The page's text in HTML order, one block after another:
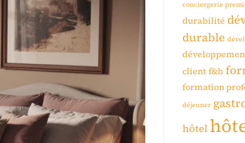
conciergerie
durabilité
durable
client f&b
formation
déjeuner
hôtel